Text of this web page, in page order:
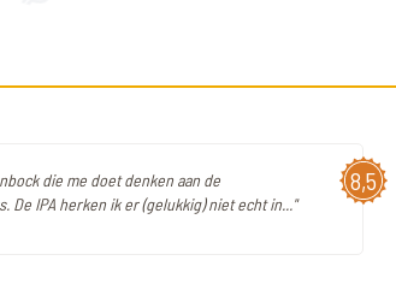
8,5
die me doet denken aan de
De IPA herken ik er (gelukkig) niet echt in..."